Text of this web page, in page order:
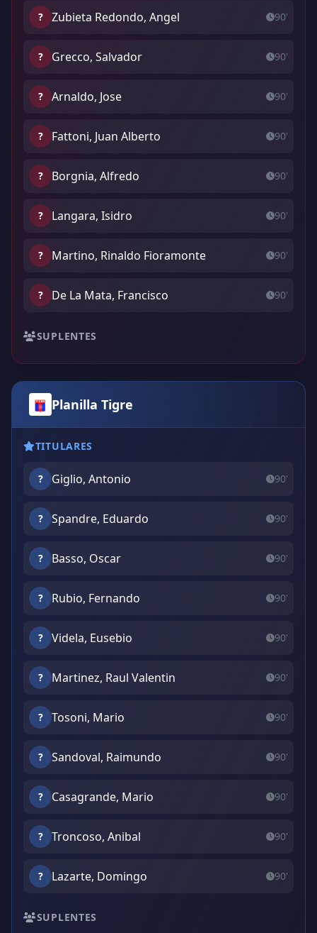
? Zubieta Redondo, Angel 90'
? Grecco, Salvador 90'
? Arnaldo, Jose 90'
? Fattoni, Juan Alberto 90'
? Borgnia, Alfredo 90'
? Langara, Isidro 90'
? Martino, Rinaldo Fioramonte 90'
? De La Mata, Francisco 90'
SUPLENTES
Planilla Tigre
TITULARES
? Giglio, Antonio 90'
? Spandre, Eduardo 90'
? Basso, Oscar 90'
? Rubio, Fernando 90'
? Videla, Eusebio 90'
? Martinez, Raul Valentin 90'
? Tosoni, Mario 90'
? Sandoval, Raimundo 90'
? Casagrande, Mario 90'
? Troncoso, Anibal 90'
? Lazarte, Domingo 90'
SUPLENTES